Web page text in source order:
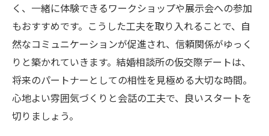
く、一緒に体験できるワークショップや展示会への参加
もおすすめです。こうした工夫を取り入れることで、自
然なコミュニケーションが促進され、信頼関係がゆっく
りと築かれていきます。結婚相談所の仮交際デートは、
将来のパートナーとしての相性を見極める大切な時間。
心地よい雰囲気づくりと会話の工夫で、良いスタートを
切りましょう。